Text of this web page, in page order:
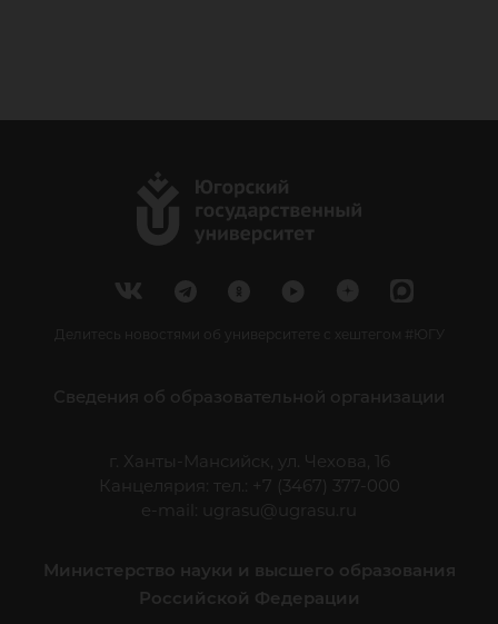
Делитесь новостями об университете с хештегом #ЮГУ
Сведения об образовательной организации
г. Ханты-Мансийск, ул. Чехова, 16
Канцелярия: тел.: +7 (3467) 377-000
e-mail:
ugrasu@ugrasu.ru
Министерство науки и высшего образования
Российской Федерации